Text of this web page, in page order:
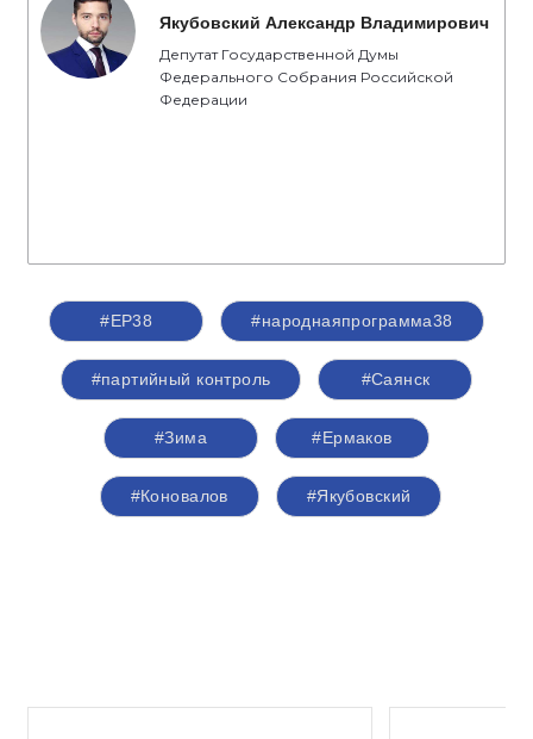
Якубовский Александр Владимирович
Депутат Государственной Думы
Федерального Собрания Российской
Федерации
#ЕР38 #народнаяпрограмма38
#партийный контроль #Саянск
#Зима #Ермаков
#Коновалов #Якубовский